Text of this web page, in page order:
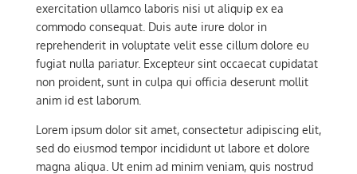
exercitation ullamco laboris nisi ut aliquip ex ea
commodo consequat. Duis aute irure dolor in
reprehenderit in voluptate velit esse cillum dolore eu
fugiat nulla pariatur. Excepteur sint occaecat cupidatat
non proident, sunt in culpa qui officia deserunt mollit
anim id est laborum.
Lorem ipsum dolor sit amet, consectetur adipiscing elit,
sed do eiusmod tempor incididunt ut labore et dolore
magna aliqua. Ut enim ad minim veniam, quis nostrud